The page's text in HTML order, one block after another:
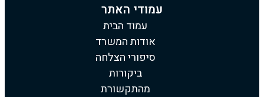
עמודי האתר
עמוד הבית
אודות המשרד
סיפורי הצלחה
ביקורות
מהתקשורת